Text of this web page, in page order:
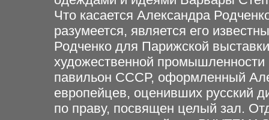
Что касается Александра
разумеется, является его
Родченко для Парижской
художественной
павильон СССР, оформленный
европейцев, оценивших русский
по праву, посвящен целый зал.